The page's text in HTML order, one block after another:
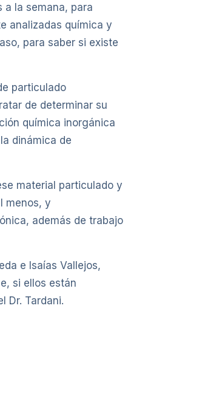
a la semana, para
analizadas química y
para saber si existe
particulado
de determinar su
química inorgánica
dinámica de
material particulado y
menos, y
además de trabajo
e Isaías Vallejos,
si ellos están
Dr. Tardani.